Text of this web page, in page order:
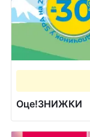
Оце!ЗНИЖКИ